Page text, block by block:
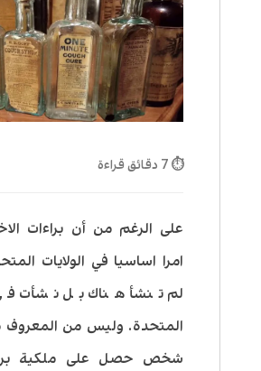
⏱ 7 دقائق قراءة
على الرغم من أن براءات
امرا اساسيا في الولايات
لم تنشأ هناك بل نشأت
المتحدة. وليس من
شخص حصل على ملكية